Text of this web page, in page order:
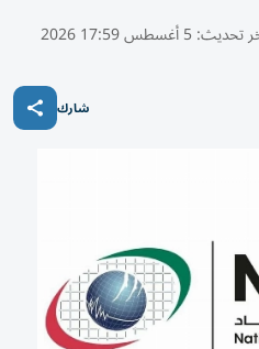
تحديث:5 أغسطس 17:59 2026
شارك